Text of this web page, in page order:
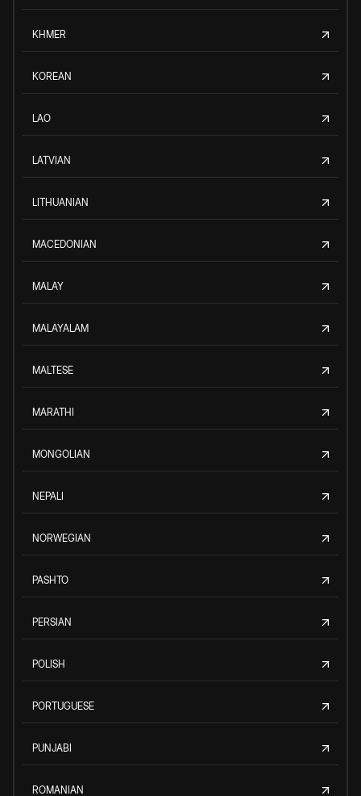
KHMER
KOREAN
LAO
LATVIAN
LITHUANIAN
MACEDONIAN
MALAY
MALAYALAM
MALTESE
MARATHI
MONGOLIAN
NEPALI
NORWEGIAN
PASHTO
PERSIAN
POLISH
PORTUGUESE
PUNJABI
ROMANIAN